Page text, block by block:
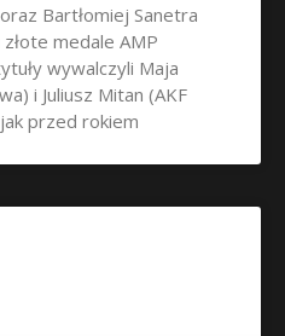
Bartłomiej Sanetra
medale AMP
wywalczyli Maja
i Juliusz Mitan (AKF
przed rokiem